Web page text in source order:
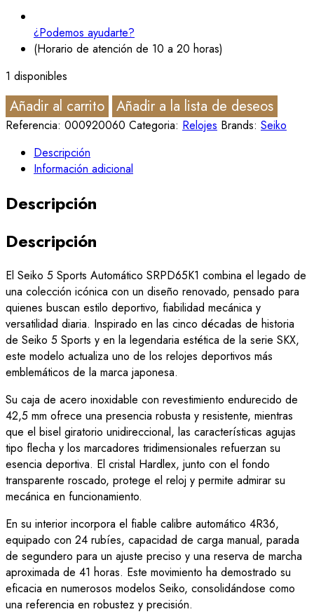
¿Podemos ayudarte?
(Horario de atención de 10 a 20 horas)
1 disponibles
Añadir al carrito Añadir a la lista de deseos
Referencia: 000920060 Categoria: Relojes Brands: Seiko
Descripción
Información adicional
Descripción
Descripción
El Seiko 5 Sports Automático SRPD65K1 combina el legado de
una colección icónica con un diseño renovado, pensado para
quienes buscan estilo deportivo, fiabilidad mecánica y
versatilidad diaria. Inspirado en las cinco décadas de historia
de Seiko 5 Sports y en la legendaria estética de la serie SKX,
este modelo actualiza uno de los relojes deportivos más
emblemáticos de la marca japonesa.
Su caja de acero inoxidable con revestimiento endurecido de
42,5 mm ofrece una presencia robusta y resistente, mientras
que el bisel giratorio unidireccional, las características agujas
tipo flecha y los marcadores tridimensionales refuerzan su
esencia deportiva. El cristal Hardlex, junto con el fondo
transparente roscado, protege el reloj y permite admirar su
mecánica en funcionamiento.
En su interior incorpora el fiable calibre automático 4R36,
equipado con 24 rubíes, capacidad de carga manual, parada
de segundero para un ajuste preciso y una reserva de marcha
aproximada de 41 horas. Este movimiento ha demostrado su
eficacia en numerosos modelos Seiko, consolidándose como
una referencia en robustez y precisión.